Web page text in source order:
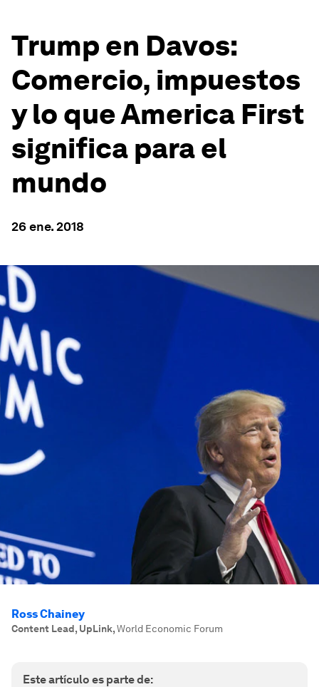
Trump en Davos:
Comercio, impuestos
y lo que America First
significa para el
mundo
26 ene. 2018
Ross Chainey
Content Lead, UpLink,World Economic Forum
Este artículo es parte de: